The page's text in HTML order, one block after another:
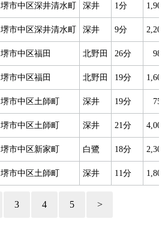
堺市中区深井清水町 深井 1分
堺市中区深井清水町 深井 9分
堺市中区福田 北野田 26分
堺市中区福田 北野田 19分
堺市中区土師町 深井 19分
堺市中区土師町 深井 21分
堺市中区新家町 白鷺 18分
堺市中区土師町 深井 11分
3 4 5 >